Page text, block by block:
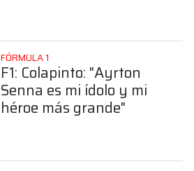
FÓRMULA 1
F1: Colapinto: "Ayrton
Senna es mi ídolo y mi
héroe más grande"